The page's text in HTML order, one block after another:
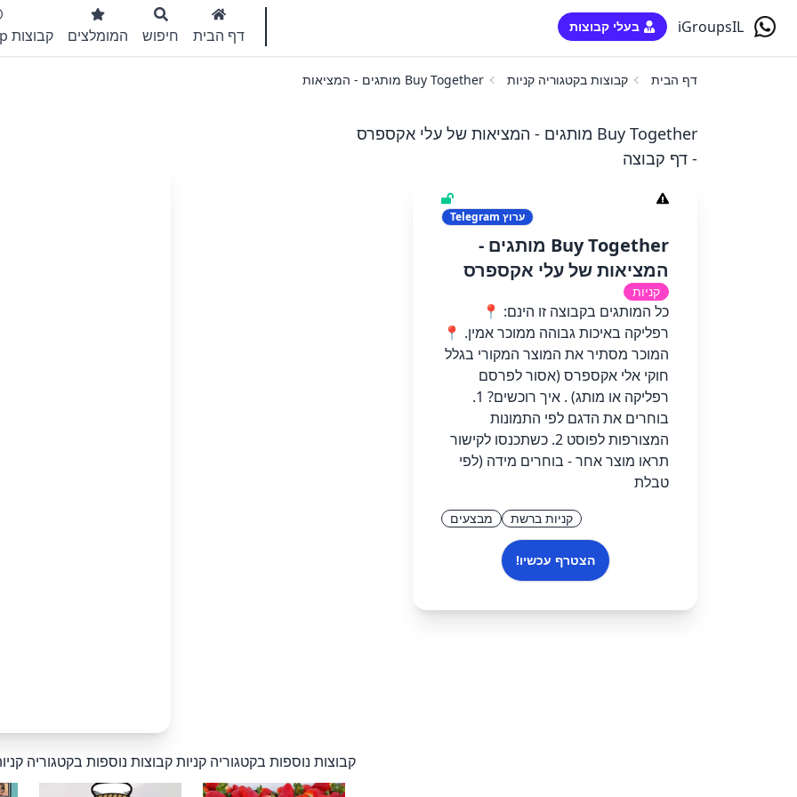
iGroupsIL בעלי קבוצות דף הבית חיפוש המומלצים קבוצות WhatsApp
דף הבית קבוצות בקטגוריה קניות Buy Together מותגים - המציאות של עלי אקספרס
Buy Together מותגים - המציאות של עלי אקספרס
- דף קבוצה
ערוץ
Buy Together מותגים -
המציאות של עלי אקספרס
קניות
כל המותגים בקבוצה זו הינם: 📍
רפליקה באיכות גבוהה ממוכר אמין. 📍
המוכר מסתיר את המוצר המקורי בגלל
חוקי אלי אקספרס (אסור לפרסם
רפליקה או מותג) . איך רוכשים? 1.
בוחרים את הדגם לפי התמונות
המצורפות לפוסט 2. כשתכנסו לקישור
תראו מוצר אחר - בוחרים מידה (לפי
טבלת
קניות ברשת מבצעים
הצטרף עכשיו!
קבוצות נוספות בקטגוריה קניותקבוצות נוספות בקטגוריה